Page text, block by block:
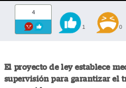
4
1 0
El proyecto de ley establece
supervisión para garantizar el